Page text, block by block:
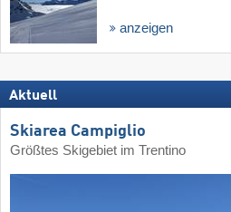
anzeigen
Aktuell
Skiarea Campiglio
Größtes Skigebiet im Trentino